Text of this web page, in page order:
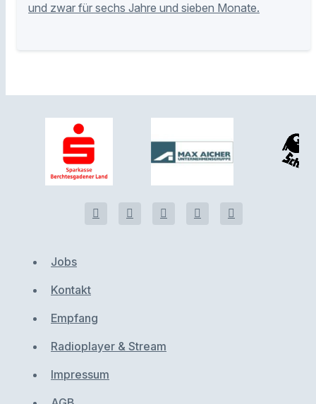
und zwar für sechs Jahre und sieben Monate.
Jobs
Kontakt
Empfang
Radioplayer & Stream
Impressum